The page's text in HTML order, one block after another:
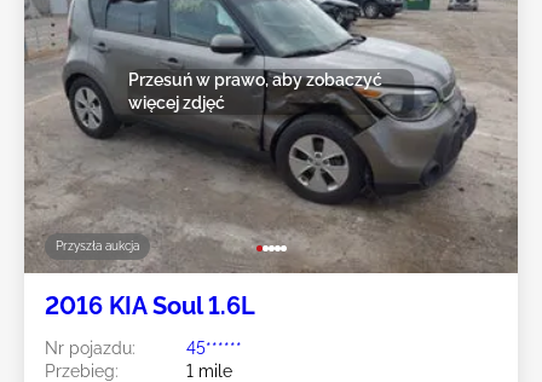
Przyszła aukcja
Przesuń w prawo, aby zobaczyć
więcej zdjęć
2016 KIA Soul 1.6L
Nr pojazdu:
45******
Przebieg:
1 mile